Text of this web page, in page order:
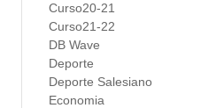
Curso20-21
Curso21-22
DB Wave
Deporte
Deporte Salesiano
Economia